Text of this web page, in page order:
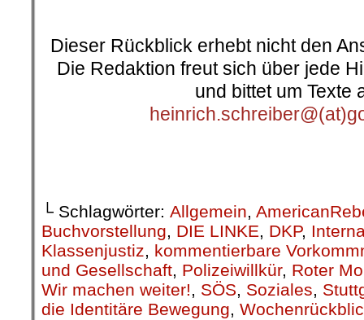
Dieser Rückblick erhebt nicht den
Die Redaktion freut sich über jede
und bittet um Texte
└ Schlagwörter: Allgemein,
Buchvorstellung, DIE LINKE, DKP,
Klassenjustiz, kommentierbare
und Gesellschaft, Polizeiwillkür, Roter
Wir machen weiter!, SÖS, Soziales,
die Identitäre Bewegung,